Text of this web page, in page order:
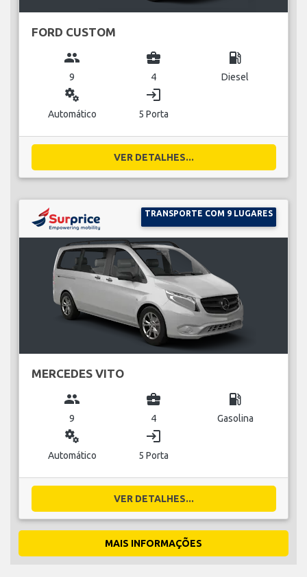
FORD CUSTOM
group
9
business_center
4
local_gas_station
Diesel
miscellaneous_services
Automático
login
5 Porta
VER DETALHES...
TRANSPORTE COM 9 LUGARES
MERCEDES VITO
group
9
business_center
4
local_gas_station
Gasolina
miscellaneous_services
Automático
login
5 Porta
VER DETALHES...
MAIS INFORMAÇÕES